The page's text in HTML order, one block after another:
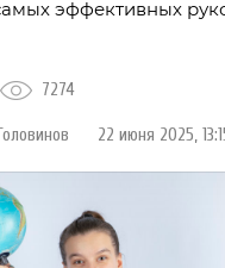
эффективных
22 июня 2025,
7274